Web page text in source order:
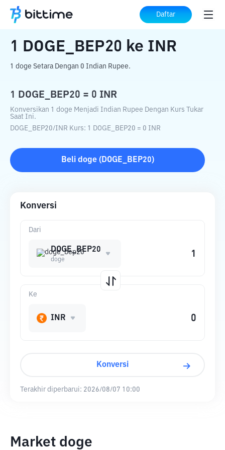
Daftar
Beranda Konverter Kripto DOGE_BEP20 ke INR
1 DOGE_BEP20 ke INR
1 doge Setara Dengan 0 Indian Rupee.
1 DOGE_BEP20 = 0 INR
Konversikan 1 doge Menjadi Indian Rupee Dengan Kurs Tukar
Saat Ini.
DOGE_BEP20/INR Kurs: 1 DOGE_BEP20 = 0 INR
Beli doge( DOGE_BEP20)
Konversi
Dari
DOGE_BEP20
doge
Ke
INR
Konversi
Terakhir diperbarui: 2026/08/07 10:00
Market doge